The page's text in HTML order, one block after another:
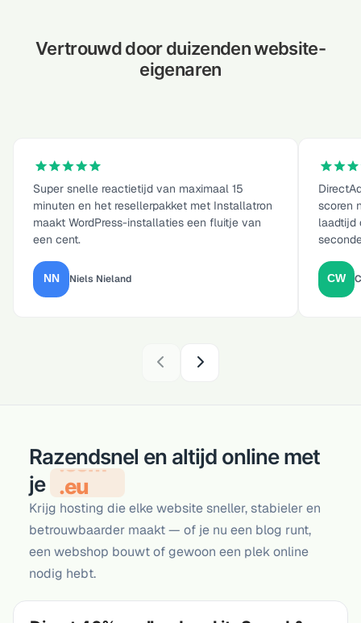
Vertrouwd door duizenden website-
eigenaren
Super snelle reactietijd van maximaal 15
minuten en het resellerpakket met Installatron
maakt WordPress-installaties een fluitje van
een cent.
Niels Nieland
scoren
laadtijd
Razendsnel en altijd online met
je
.com
.eu
Krijg hosting die elke website sneller, stabieler en
betrouwbaarder maakt — of je nu een blog runt,
een webshop bouwt of gewoon een plek online
nodig hebt.